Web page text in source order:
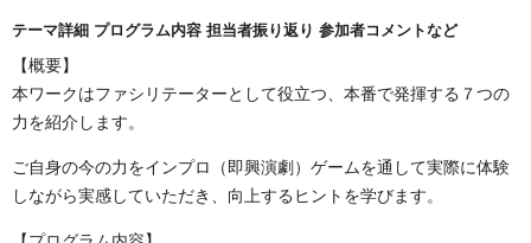
テーマ詳細 プログラム内容 担当者振り返り 参加者コメントなど
【概要】
本ワークはファシリテーターとして役立つ、本番で発揮する７つの
力を紹介します。
ご自身の今の力をインプロ（即興演劇）ゲームを通して実際に体験
しながら実感していただき、向上するヒントを学びます。